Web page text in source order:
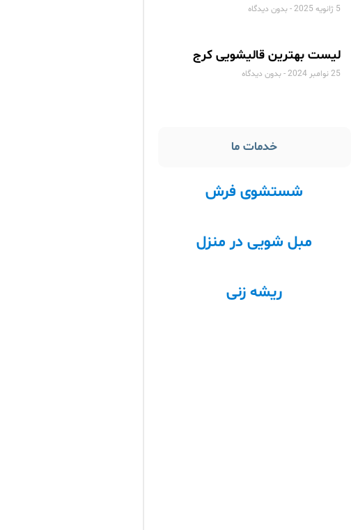
5 ژانویه 2025 بدون دیدگاه
لیست بهترین قالیشویی کرج
25 نوامبر 2024 بدون دیدگاه
خدمات ما
شستشوی فرش
مبل شویی در منزل
ریشه زنی